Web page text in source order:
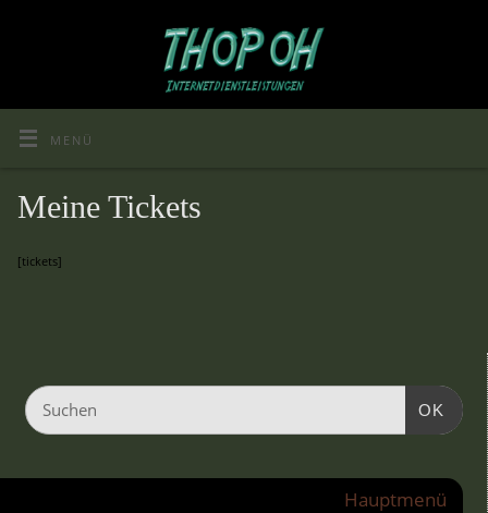
MENÜ
Meine Tickets
[tickets]
OK
Hauptmenü